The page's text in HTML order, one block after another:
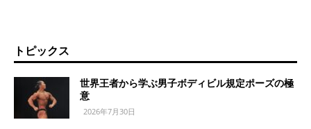
トピックス
世界王者から学ぶ男子ボディビル規定ポーズの極
意
2026年7月30日